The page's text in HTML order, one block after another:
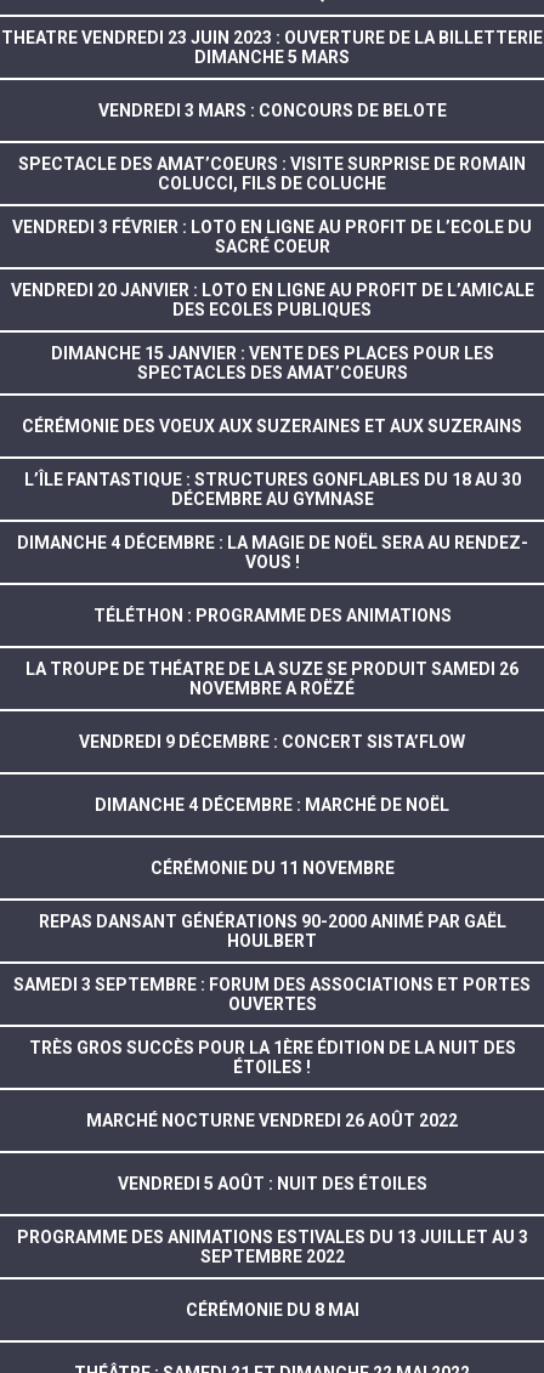
THEATRE VENDREDI 23 JUIN 2023 : OUVERTURE DE LA BILLETTERIE
DIMANCHE 5 MARS
VENDREDI 3 MARS : CONCOURS DE BELOTE
SPECTACLE DES AMAT’COEURS : VISITE SURPRISE DE ROMAIN
COLUCCI, FILS DE COLUCHE
VENDREDI 3 FÉVRIER : LOTO EN LIGNE AU PROFIT DE L’ECOLE DU
SACRÉ COEUR
VENDREDI 20 JANVIER : LOTO EN LIGNE AU PROFIT DE L’AMICALE
DES ECOLES PUBLIQUES
DIMANCHE 15 JANVIER : VENTE DES PLACES POUR LES
SPECTACLES DES AMAT’COEURS
CÉRÉMONIE DES VOEUX AUX SUZERAINES ET AUX SUZERAINS
L’ÎLE FANTASTIQUE : STRUCTURES GONFLABLES DU 18 AU 30
DÉCEMBRE AU GYMNASE
DIMANCHE 4 DÉCEMBRE : LA MAGIE DE NOËL SERA AU RENDEZ-
VOUS !
TÉLÉTHON : PROGRAMME DES ANIMATIONS
LA TROUPE DE THÉATRE DE LA SUZE SE PRODUIT SAMEDI 26
NOVEMBRE A ROËZÉ
VENDREDI 9 DÉCEMBRE : CONCERT SISTA’FLOW
DIMANCHE 4 DÉCEMBRE : MARCHÉ DE NOËL
CÉRÉMONIE DU 11 NOVEMBRE
REPAS DANSANT GÉNÉRATIONS 90-2000 ANIMÉ PAR GAËL
HOULBERT
SAMEDI 3 SEPTEMBRE : FORUM DES ASSOCIATIONS ET PORTES
OUVERTES
TRÈS GROS SUCCÈS POUR LA 1ÈRE ÉDITION DE LA NUIT DES
ÉTOILES !
MARCHÉ NOCTURNE VENDREDI 26 AOÛT 2022
VENDREDI 5 AOÛT : NUIT DES ÉTOILES
PROGRAMME DES ANIMATIONS ESTIVALES DU 13 JUILLET AU 3
SEPTEMBRE 2022
CÉRÉMONIE DU 8 MAI